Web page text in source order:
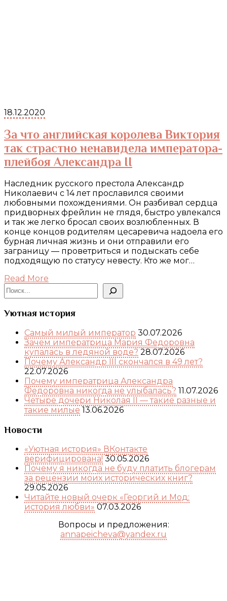
18.12.2020
За что английская королева Виктория
так страстно ненавидела императора-
плейбоя Александра II
Наследник русского престола Александр
Николаевич с 14 лет прославился своими
любовными похождениями. Он разбивал сердца
придворных фрейлин не глядя, быстро увлекался
и так же легко бросал своих возлюбленных. В
конце концов родителям цесаревича надоела его
бурная личная жизнь и они отправили его
заграницу — проветриться и подыскать себе
подходящую по статусу невесту. Кто же мог…
Read More
Поиск
Уютная история
Самый милый император 30.07.2026
Зачем императрица Мария Федоровна
купалась в ледяной воде? 28.07.2026
Почему Александр III скончался в 49 лет?
22.07.2026
Почему императрица Александра
Федоровна никогда не улыбалась? 11.07.2026
Четыре дочери Николая II — такие разные и
такие милые 13.06.2026
Новости
«Уютная история» ВКонтакте
верифицирована! 30.05.2026
Почему я никогда не буду платить блогерам
за рецензии моих исторических книг?
29.05.2026
Читайте новый очерк «Георгий и Мод:
история любви» 07.03.2026
Вопросы и предложения:
annapeicheva@yandex.ru